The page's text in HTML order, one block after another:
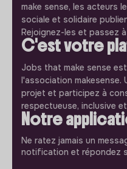
make sense, les acteurs
sociale et solidaire
Rejoignez-les et passez
C'est votre
Jobs that make sense
l'association makesense.
projet et participez à
respectueuse, inclusive
Notre
Ne ratez jamais un
notification et répondez